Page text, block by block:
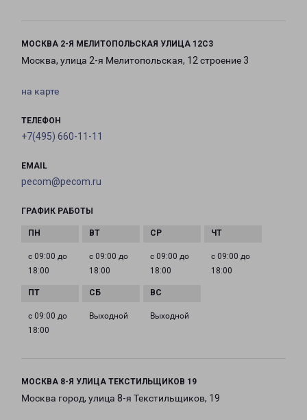
МОСКВА 2-Я МЕЛИТОПОЛЬСКАЯ УЛИЦА 12С3
Москва, улица 2-я Мелитопольская, 12 строение 3
на карте
ТЕЛЕФОН
+7(495) 660-11-11
EMAIL
pecom@pecom.ru
ГРАФИК РАБОТЫ
с 09:00 до
18:00
с 09:00 до
18:00
с 09:00 до
18:00
с 09:00 до
18:00
с 09:00 до
18:00
Выходной Выходной
МОСКВА 8-Я УЛИЦА ТЕКСТИЛЬЩИКОВ 19
Москва город, улица 8-я Текстильщиков, 19